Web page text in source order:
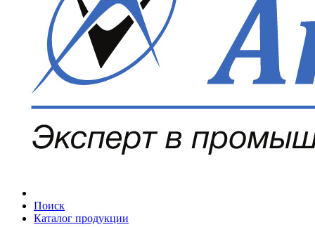
Поиск
Каталог продукции